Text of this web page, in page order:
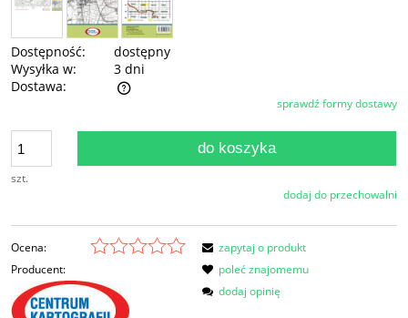
Dostępność:
dostępny
Wysyłka w:
3 dni
Dostawa:
Cena nie zawiera ewentualnych kosztów płatnościsprawdź formy dostawy
szt.
do koszyka
dodaj do przechowalni
Ocena:
Producent:
zapytaj o produkt
poleć znajomemu
dodaj opinię